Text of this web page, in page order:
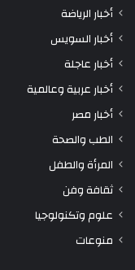
أخبار الرياضة
أخبار السويس
أخبار عاجلة
أخبار عربية وعالمية
أخبار مصر
الطب والصحة
المرأة والطفل
ثقافة وفن
علوم وتكنولوجيا
منوعات